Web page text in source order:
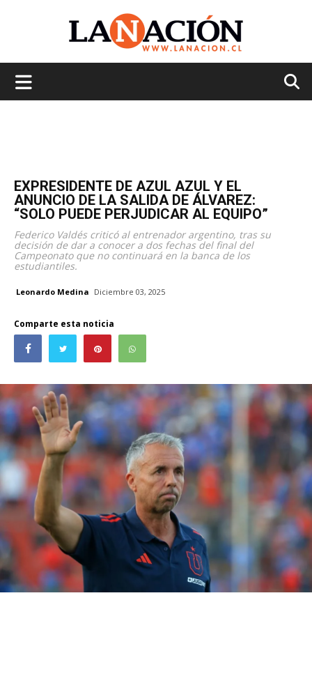
EXPRESIDENTE DE AZUL AZUL Y EL
ANUNCIO DE LA SALIDA DE ÁLVAREZ:
“SOLO PUEDE PERJUDICAR AL EQUIPO”
Federico Valdés criticó al entrenador argentino, tras su
decisión de dar a conocer a dos fechas del final del
Campeonato que no continuará en la banca de los
estudiantiles.
Leonardo Medina Diciembre 03, 2025
Comparte esta noticia